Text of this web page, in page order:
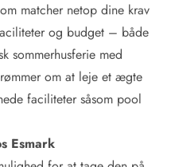
matcher netop dine krav
og budget – både
sommerhusferie med
om at leje et ægte
faciliteter såsom pool
Esmark